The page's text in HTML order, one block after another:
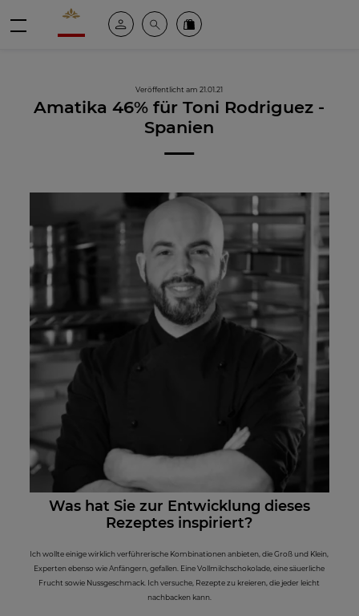
Valrhona - Imaginons le meilleur du chocolat
Mein kontoSuche Valrhona Collection
Veröffentlicht am 21.01.21
Amatika 46% für Toni Rodriguez -
Spanien
Was hat Sie zur Entwicklung dieses
Rezeptes inspiriert?
Ich wollte einige wirklich verführerische Kombinationen anbieten, die Groß und Klein,
Experten ebenso wie Anfängern, gefallen. Eine Vollmilchschokolade, eine säuerliche
Frucht sowie Nussgeschmack. Ich versuche, Rezepte zu kreieren, die jeder leicht
nachbacken kann.